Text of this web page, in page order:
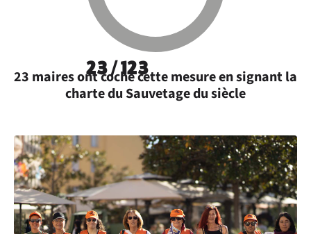
23 / 123
23 maires ont coché cette mesure en signant la
charte du Sauvetage du siècle